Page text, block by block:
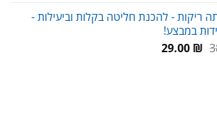
היה:
80.00 ₪.
הוא:
ריקות - להכנת חליטה בקלות וביעילות -
המחיר29.00 ₪
המחיר